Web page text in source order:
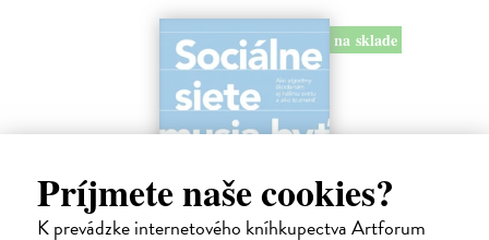
Príjmete naše cookies?
K prevádzke internetového kníhkupectva Artforum
na sklade